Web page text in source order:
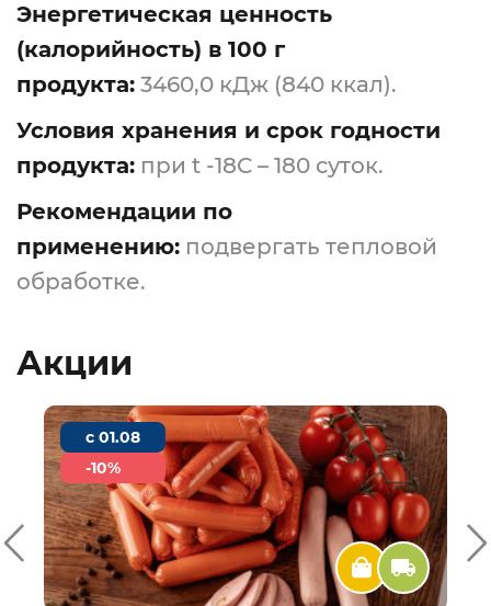
Энергетическая ценность
(калорийность) в 100 г
продукта: 3460,0 кДж (840 ккал).
Условия хранения и срок годности
продукта: при t -18С – 180 суток.
Рекомендации по
применению: подвергать тепловой
обработке.
Акции
c 01.08
-10%